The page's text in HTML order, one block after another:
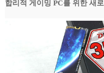
합리적 게이밍 PC를 위한 새